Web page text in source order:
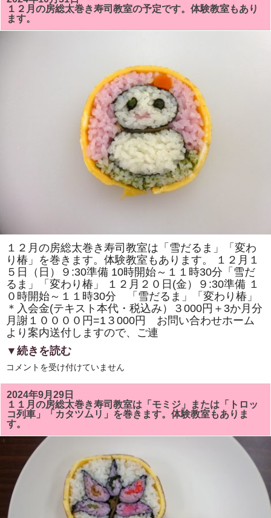
る
「梅
の
花」
社」
の
運
営
介
や
作
り
方
の
デ
モ
ン
ス
ト
レ
ー
ョ
を
ま
し
た！！
は
１２月の房総太巻き寿司教室の予定です。体験教室もあり
ます。
１２月の房総太巻き寿司教室は「雪だるま」「変わ
り椿」を巻きます。体験教室もあります。 １２月１
５日（日）９:30準備 10時開始～１１時30分「雪だ
るま」「変わり椿」 １２月２０日(金）９:30準備 １
０時開始～１１時30分 「雪だるま」「変わり椿」
＊入会金(テキスト本代・税込み）３000円＋3か月分
月謝１００００円=1３000円 お問い合わせホーム
より案内送付しますので、ご連
▼続きを読む
１
月
の
房
総
太
巻
き
教
定
で
す。
コメントを受け付けていません
2024年9月29日
１１月の房総太巻き寿司教室は「モミジ」または「トロッ
コ列車」「カタツムリ」を巻きます。体験教室もありま
す。